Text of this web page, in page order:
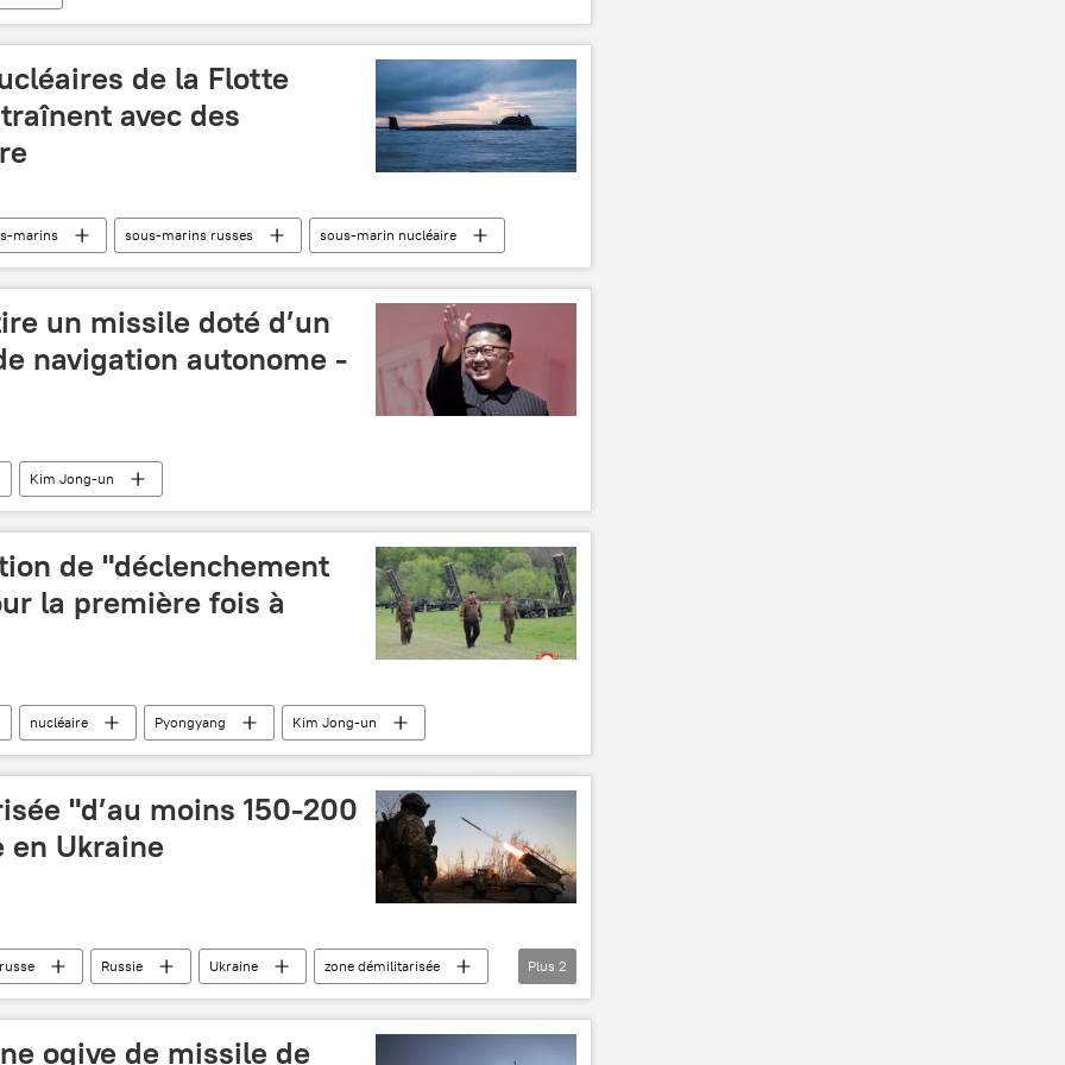
de la Flotte
avec des
marins sous-marins russes sous-marin nucléaire
un missile doté d’un
navigation autonome -
Kim Jong-un
de "déclenchement
la première fois à
nucléaire Pyongyang Kim Jong-un
"d’au moins 150-200
en Ukraine
Russie Ukraine zone démilitarisée Plus 2
ogive de missile de